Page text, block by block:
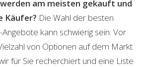
am meisten gekauft und
Käufer? Die Wahl der besten
kann schwierig sein. Vor
von Optionen auf dem Markt
für Sie recherchiert und eine Liste